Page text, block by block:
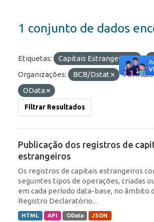
1 conjunto de dados
Etiquetas: Capitais Estrangeiros
Organizações:
BCB/Dstat
OData
Filtrar Resultados
Publicação dos registros de
estrangeiros
Os registros de capitais estrangeiros
seguintes tipos de operações, criadas
em cada período data-base, no âmbito
Registro Declaratório...
HTML API OData JSON